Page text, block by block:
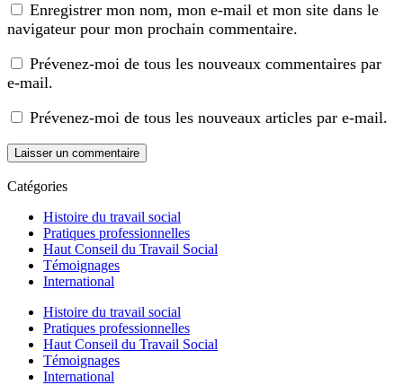
Enregistrer mon nom, mon e-mail et mon site dans le
navigateur pour mon prochain commentaire.
Prévenez-moi de tous les nouveaux commentaires par
e-mail.
Prévenez-moi de tous les nouveaux articles par e-mail.
Catégories
Histoire du travail social
Pratiques professionnelles
Haut Conseil du Travail Social
Témoignages
International
Histoire du travail social
Pratiques professionnelles
Haut Conseil du Travail Social
Témoignages
International